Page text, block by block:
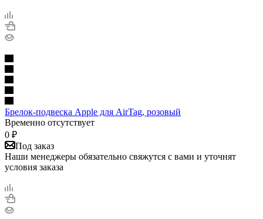
Брелок-подвеска Apple для AirTag, розовый
Временно отсутствует
0 ₽
Под заказ
Наши менеджеры обязательно свяжутся с вами и уточнят
условия заказа